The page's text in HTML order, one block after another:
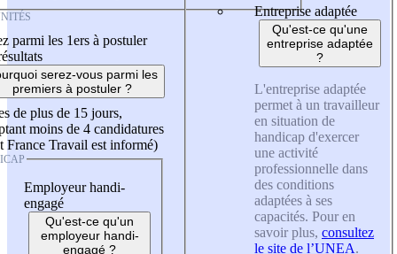
parmi les 1ers à postuler
serez-vous parmi les
premiers à postuler ?
de plus de 15 jours,
moins de 4 candidatures
France Travail est informé)
Employeur handi-
engagé
Qu'est-ce qu'un
employeur handi-
engagé ?
Entreprise adaptée
Qu'est-ce qu'une
entreprise adaptée
?
L'entreprise adaptée
permet à un travailleur
en situation de
handicap d'exercer
une activité
professionnelle dans
des conditions
adaptées à ses
capacités. Pour en
savoir plus, consultez
le site de l’UNEA.